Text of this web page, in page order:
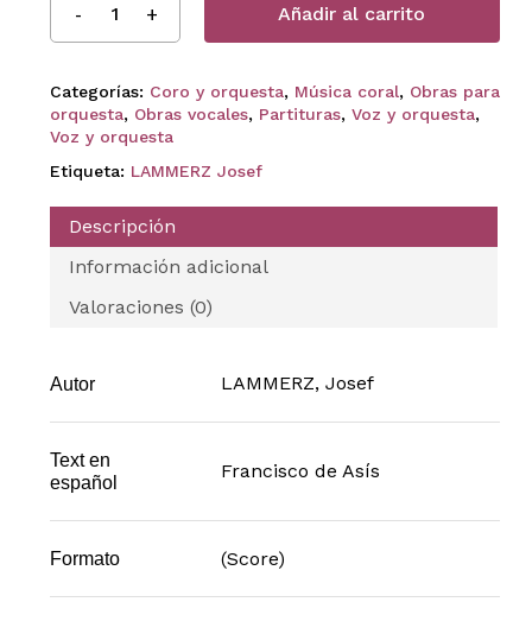
Añadir al carrito
Categorías: Coro y orquesta, Música coral, Obras para
orquesta, Obras vocales, Partituras, Voz y orquesta,
Voz y orquesta
Etiqueta: LAMMERZ Josef
Descripción
Información adicional
Valoraciones (0)
Autor LAMMERZ, Josef
Text en
español
Francisco de Asís
Formato (Score)